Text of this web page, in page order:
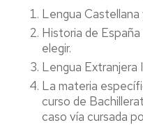
Lengua
Historia de
elegir.
Lengua Extranjera
La materia
curso de
caso vía cursada